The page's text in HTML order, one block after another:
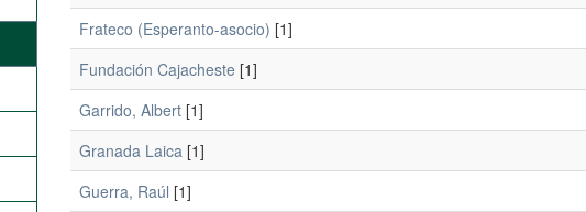
Frateco (Esperanto-asocio) [1]
Fundación Cajacheste [1]
Garrido, Albert[1]
Granada Laica[1]
Guerra, Raúl [1]